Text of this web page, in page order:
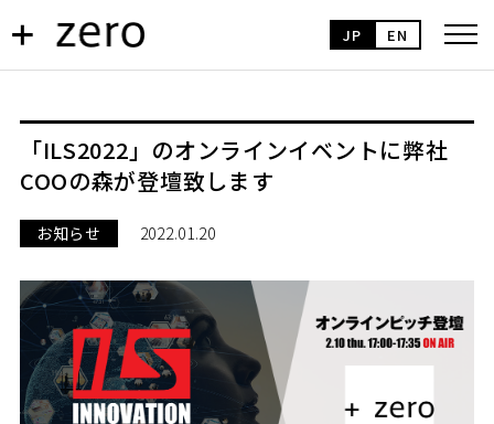
JP EN
「ILS2022」のオンラインイベントに弊社
COOの森が登壇致します
お知らせ 2022.01.20